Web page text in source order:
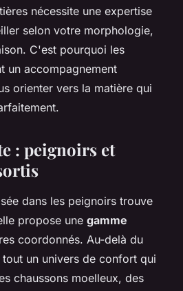
nécessite une expertise
selon votre morphologie,
C'est pourquoi les
un accompagnement
orienter vers la matière qui
: peignoirs et
dans les peignoirs trouve
propose une gamme
coordonnés. Au-delà du
un univers de confort qui
chaussons moelleux, des